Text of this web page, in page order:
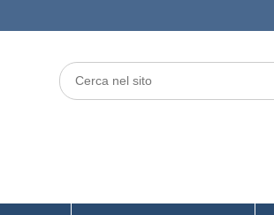
Search
for: